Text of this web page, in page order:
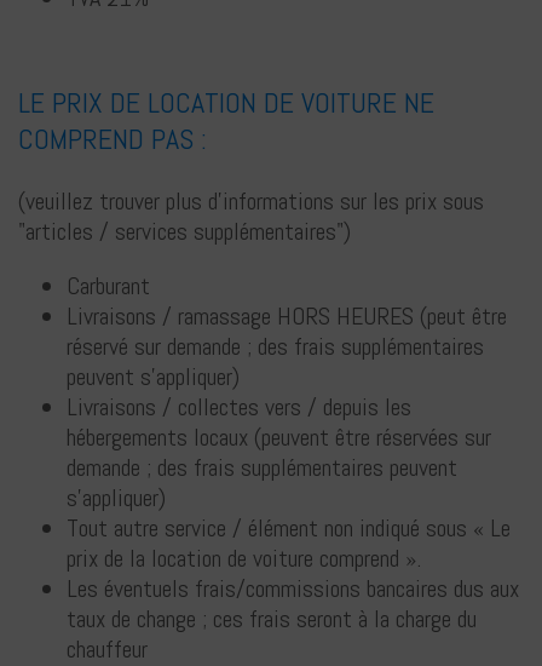
LE PRIX DE LOCATION DE VOITURE NE
COMPREND PAS :
(veuillez trouver plus d'informations sur les prix sous
"articles / services supplémentaires")
Carburant
Livraisons / ramassage HORS HEURES (peut être
réservé sur demande ; des frais supplémentaires
peuvent s'appliquer)
Livraisons / collectes vers / depuis les
hébergements locaux (peuvent être réservées sur
demande ; des frais supplémentaires peuvent
s'appliquer)
Tout autre service / élément non indiqué sous « Le
prix de la location de voiture comprend ».
Les éventuels frais/commissions bancaires dus aux
taux de change ; ces frais seront à la charge du
chauffeur